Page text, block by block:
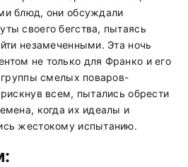
блюд, они обсуждали
своего бегства, пытаясь
незамеченными. Эта ночь
не только для Франко и его
смелых поваров-
всем, пытались обрести
когда их идеалы и
жестокому испытанию.